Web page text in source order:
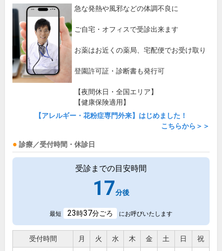
急な発熱や風邪などの体調不良に
ご自宅・オフィスで受診出来ます
お薬はお近くの薬局、宅配便でお受け取り
登園許可証・診断書も発行可
【夜間休日・全国エリア】
【健康保険適用】
【アレルギー・花粉症専門外来】はじめました！
こちらから＞＞
診療／受付時間・休診日
受診までの目安時間
17分後
最短 23時37分ごろ にお呼びいたします
受付時間 月 火 水 木 金 土 日 祝